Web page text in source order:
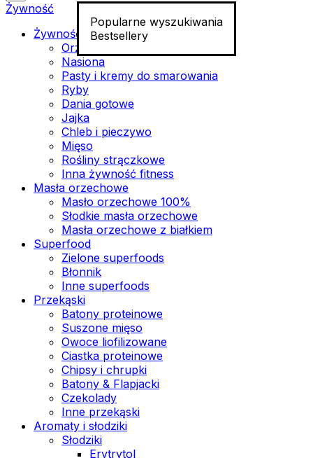
Popularne wyszukiwania
Bestsellery
Żywność
Żywność funkcjonalna
Orzechy
Nasiona
Pasty i kremy do smarowania
Ryby
Dania gotowe
Jajka
Chleb i pieczywo
Mięso
Rośliny strączkowe
Inna żywność fitness
Masła orzechowe
Masło orzechowe 100%
Słodkie masła orzechowe
Masła orzechowe z białkiem
Superfood
Zielone superfoods
Błonnik
Inne superfoods
Przekąski
Batony proteinowe
Suszone mięso
Owoce liofilizowane
Ciastka proteinowe
Chipsy i chrupki
Batony & Flapjacki
Czekolady
Inne przekąski
Aromaty i słodziki
Słodziki
Erytrytol